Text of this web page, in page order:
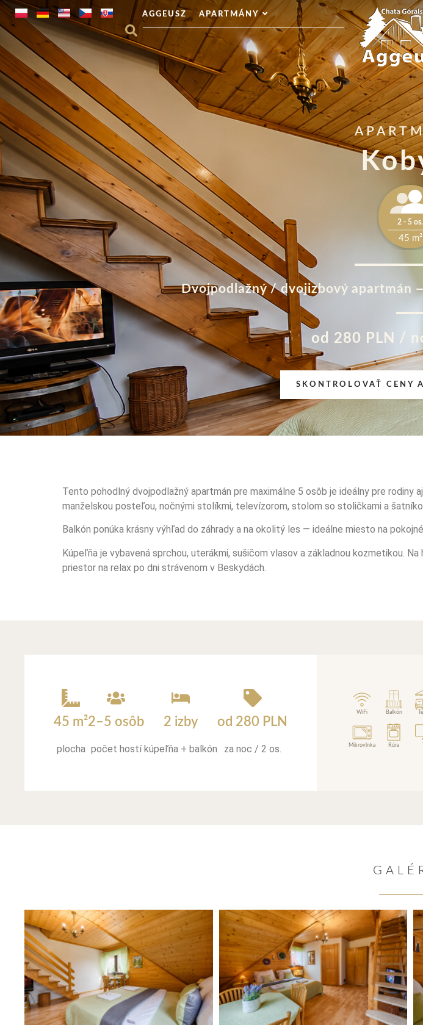
AGGEUSZ
APARTMÁNY
2 - 5 os.
45 m²
Dvojpodlažný / dvojizbový apartmán
od 280 PLN /
SKONTROLOVAŤ CENY
Tento pohodlný dvojpodlažný apartmán pre maximálne 5 osôb je ideálny pre rodiny
manželskou posteľou, nočnými stolíkmi, televízorom, stolom so stoličkami a
Balkón ponúka krásny výhľad do záhrady a na okolitý les — ideálne miesto na
Kúpeľňa je vybavená sprchou, uterákmi, sušičom vlasov a základnou kozmetikou.
priestor na relax po dni strávenom v Beskydách.
45 m²
plocha
2–5 osôb
počet hostí
2 izby
kúpeľňa + balkón
od 280 PLN
za noc / 2 os.
WiFi Balkón
Mikrovlnka Rúra